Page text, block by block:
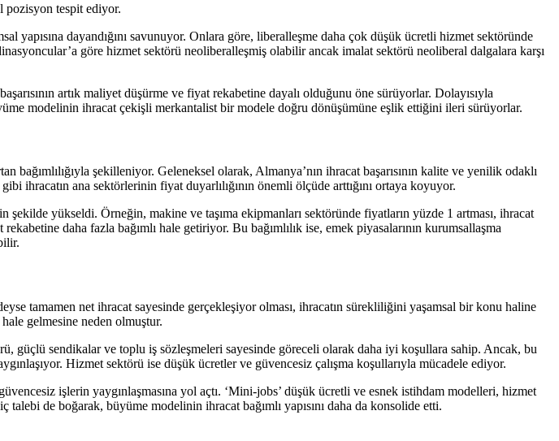
pozisyon tespit ediyor.
yapısına dayandığını savunuyor. Onlara göre, liberalleşme daha çok düşük ücretli hizmet sektöründe
göre hizmet sektörü neoliberalleşmiş olabilir ancak imalat sektörü neoliberal dalgalara karşı
artık maliyet düşürme ve fiyat rekabetine dayalı olduğunu öne sürüyorlar. Dolayısıyla
modelinin ihracat çekişli merkantalist bir modele doğru dönüşümüne eşlik ettiğini ileri sürüyorlar.
şekilleniyor. Geleneksel olarak, Almanya’nın ihracat başarısının kalite ve yenilik odaklı
ihracatın ana sektörlerinin fiyat duyarlılığının önemli ölçüde arttığını ortaya koyuyor.
yükseldi. Örneğin, makine ve taşıma ekipmanları sektöründe fiyatların yüzde 1 artması, ihracat
daha fazla bağımlı hale getiriyor. Bu bağımlılık ise, emek piyasalarının kurumsallaşma
tamamen net ihracat sayesinde gerçekleşiyor olması, ihracatın sürekliliğini yaşamsal bir konu haline
gelmesine neden olmuştur.
güçlü sendikalar ve toplu iş sözleşmeleri sayesinde göreceli olarak daha iyi koşullara sahip. Ancak, bu
Hizmet sektörü ise düşük ücretler ve güvencesiz çalışma koşullarıyla mücadele ediyor.
işlerin yaygınlaşmasına yol açtı. ‘Mini-jobs’ düşük ücretli ve esnek istihdam modelleri, hizmet
de boğarak, büyüme modelinin ihracat bağımlı yapısını daha da konsolide etti.